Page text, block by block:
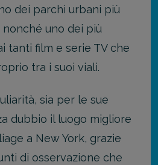
dei parchi urbani più
uno dei più
tanti film e serie TV che
tra i suoi viali.
sia per le sue
dubbio il luogo migliore
a New York, grazie
di osservazione che